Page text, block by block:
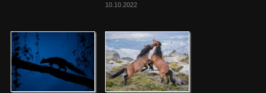
10.10.2022